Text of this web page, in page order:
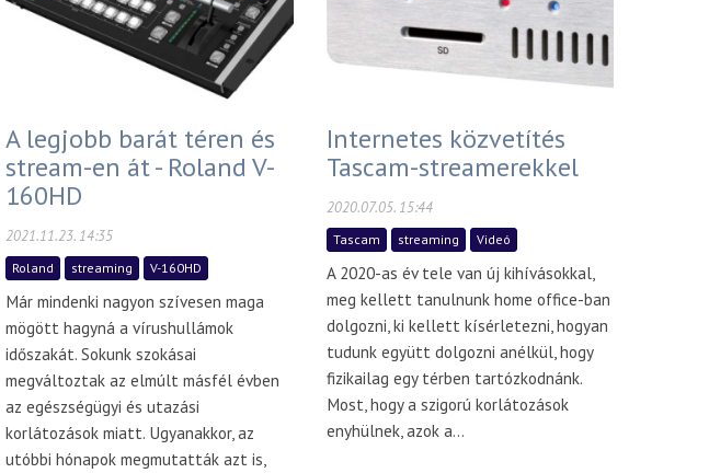
A legjobb barát téren és
stream-en át - Roland V-
160HD
2021.11.23. 14:35
Roland streaming V-160HD
Már mindenki nagyon szívesen maga
mögött hagyná a vírushullámok
időszakát. Sokunk szokásai
megváltoztak az elmúlt másfél évben
az egészségügyi és utazási
korlátozások miatt. Ugyanakkor, az
utóbbi hónapok megmutatták azt is,
Internetes közvetítés
Tascam-streamerekkel
2020.07.05. 15:44
Tascam streaming Videó
A 2020-as év tele van új kihívásokkal,
meg kellett tanulnunk home office-ban
dolgozni, ki kellett kísérletezni, hogyan
tudunk együtt dolgozni anélkül, hogy
fizikailag egy térben tartózkodnánk.
Most, hogy a szigorú korlátozások
enyhülnek, azok a...